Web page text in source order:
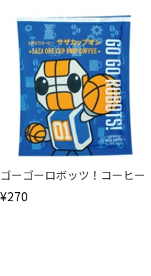
ゴーゴーロボッツ！コーヒー
¥270